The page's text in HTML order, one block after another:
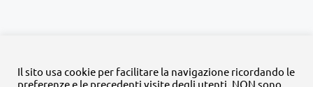
Il sito usa cookie per facilitare la navigazione ricordando le
preferenze e le precedenti visite degli utenti. NON sono